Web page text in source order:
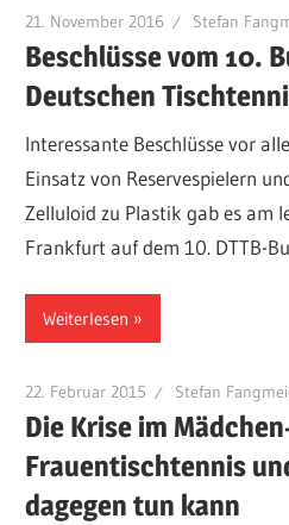
21. November 2016 Stefan
Beschlüsse vom 10.
Deutschen
Interessante Beschlüsse vor
Einsatz von Reservespielern
Zelluloid zu Plastik gab es am
Frankfurt auf dem 10. DTTB-
Weiterlesen
22. Februar 2015 Stefan
Die Krise im
Frauentischtennis
dagegen tun kann